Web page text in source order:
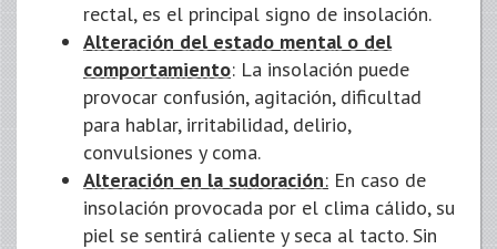
rectal, es el principal signo de insolación.
Alteración del estado mental o del
comportamiento: La insolación puede
provocar confusión, agitación, dificultad
para hablar, irritabilidad, delirio,
convulsiones y coma.
Alteración en la sudoración: En caso de
insolación provocada por el clima cálido, su
piel se sentirá caliente y seca al tacto. Sin